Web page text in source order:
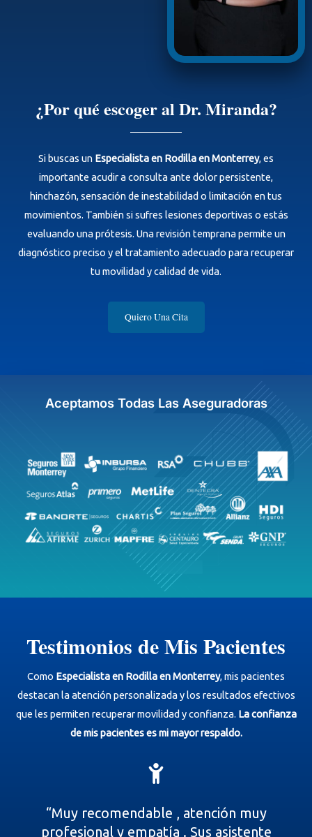
¿Por qué escoger al Dr. Miranda?
Si buscas un Especialista en Rodilla en Monterrey, es
importante acudir a consulta ante dolor persistente,
hinchazón, sensación de inestabilidad o limitación en tus
movimientos. También si sufres lesiones deportivas o estás
evaluando una prótesis. Una revisión temprana permite un
diagnóstico preciso y el tratamiento adecuado para recuperar
tu movilidad y calidad de vida.
Quiero Una Cita
Aceptamos Todas Las Aseguradoras
Testimonios de Mis Pacientes
Como Especialista en Rodilla en Monterrey, mis pacientes
destacan la atención personalizada y los resultados efectivos
que les permiten recuperar movilidad y confianza. La confianza
de mis pacientes es mi mayor respaldo.
“Muy recomendable , atención muy
profesional y empatía . Sus asistente